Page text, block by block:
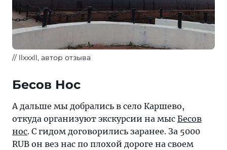
llxxxll, автор отзыва
Бесов Нос
А дальше мы добрались в село Каршево,
откуда организуют экскурсии на мыс Бесов
нос. С гидом договорились заранее. За 5000
RUB он вез нас по плохой дороге на своем